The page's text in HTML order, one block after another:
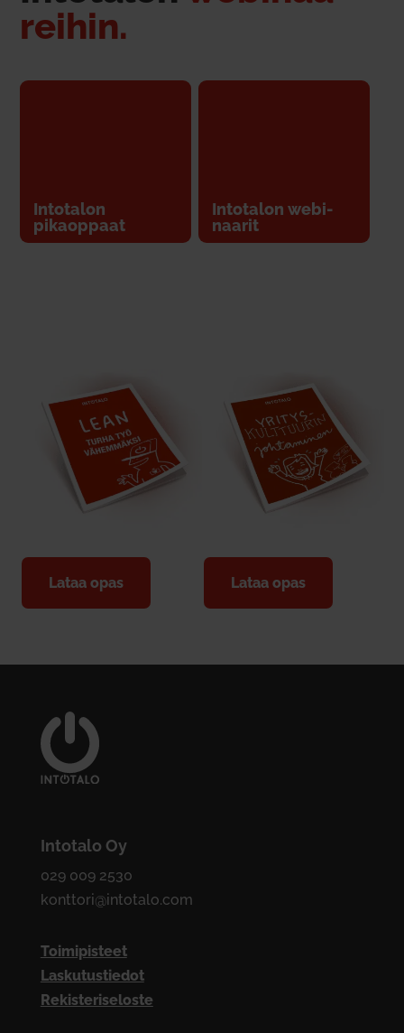
reihin.
Into­talon
pikaoppaat
Into­talon webi­
naarit
Lataa opas Lataa opas
Intotalo Oy
029 009 2530
konttori@intotalo.com
Toimipisteet
Laskutustiedot
Rekisteriseloste